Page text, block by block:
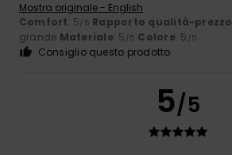
Mostra originale - English
Comfort: 5/5 Rapporto qualità-prezzo
grande Materiale: 5 /5 Colore: 5 /5
Consiglio questo prodotto
5/5